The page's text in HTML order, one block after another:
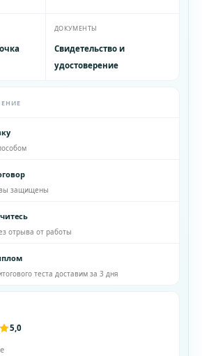
ДОКУМЕНТЫ
Свидетельство и
удостоверение
защищены
отрыва от работы
теста доставим за 3 дня
5,0